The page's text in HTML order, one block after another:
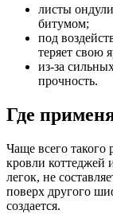
листы
битумом;
под
теряет свою
из-за
прочность.
Где
Чаще всего такого
кровли коттеджей
легок, не
поверх другого
создается.